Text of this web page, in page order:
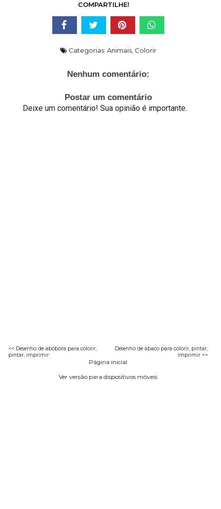
COMPARTILHE!
Categorias: Animais, Colorir
Nenhum comentário:
Postar um comentário
Deixe um comentário! Sua opinião é importante.
<< Desenho de abóbora para colorir,
pintar, imprimir
Desenho de ábaco para colorir, pintar,
imprimir >>
Página inicial
Ver versão para dispositivos móveis